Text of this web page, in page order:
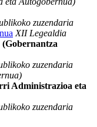
zuzendaria
XII Legealdia
zuzendaria
Administrazioa eta
zuzendaria